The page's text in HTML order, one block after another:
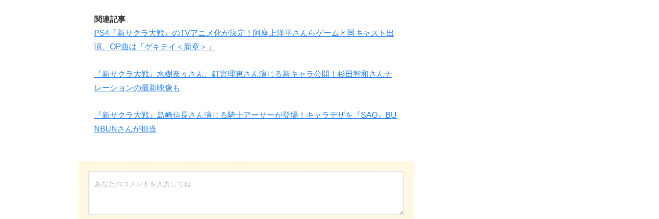
関連記事
PS4『新サクラ大戦』のTVアニメ化が決定！阿座上洋平さんらゲームと同キャスト出
演、OP曲は「ゲキテイ＜新章＞」
『新サクラ大戦』水樹奈々さん、釘宮理恵さん演じる新キャラ公開！杉田智和さんナ
レーションの最新映像も
『新サクラ大戦』島崎信長さん演じる騎士アーサーが登場！キャラデザを『SAO』BU
NBUNさんが担当